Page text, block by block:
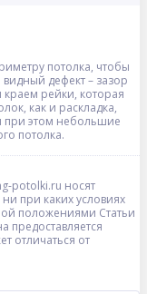
потолка, чтобы
дефект – зазор
рейки, которая
как и раскладка,
при этом небольшие
потолка.
potolki.ru носят
при каких условиях
положениями Статьи
предоставляется
отличаться от